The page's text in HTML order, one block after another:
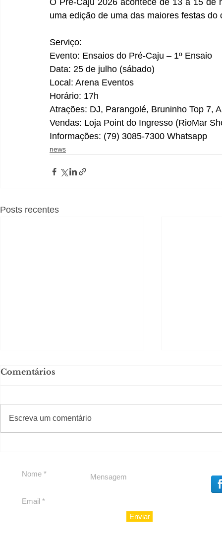
O Pré-Caju 2026 acontece de 13 a 15 de
uma edição de uma das maiores festas
Serviço:
Evento: Ensaios do Pré-Caju – 1º Ensaio
Data: 25 de julho (sábado)
Local: Arena Eventos
Horário: 17h
Atrações: DJ, Parangolé, Bruninho Top 7,
Vendas: Loja Point do Ingresso (RioMar
Informações: (79) 3085-7300 Whatsapp
news
Posts recentes
para São Paulo
Comentários
Escreva um comentário
#Sugestões
Enviar